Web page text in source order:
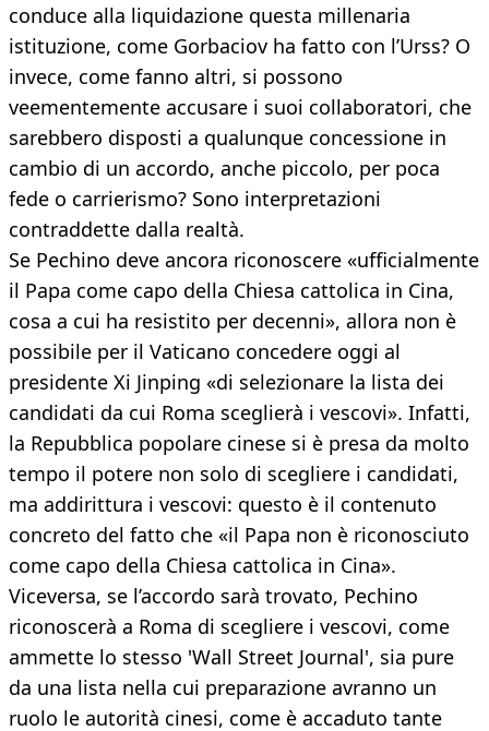
conduce alla liquidazione questa millenaria
istituzione, come Gorbaciov ha fatto con l’Urss? O
invece, come fanno altri, si possono
veementemente accusare i suoi collaboratori, che
sarebbero disposti a qualunque concessione in
cambio di un accordo, anche piccolo, per poca
fede o carrierismo? Sono interpretazioni
contraddette dalla realtà.
Se Pechino deve ancora riconoscere «ufficialmente
il Papa come capo della Chiesa cattolica in Cina,
cosa a cui ha resistito per decenni», allora non è
possibile per il Vaticano concedere oggi al
presidente Xi Jinping «di selezionare la lista dei
candidati da cui Roma sceglierà i vescovi». Infatti,
la Repubblica popolare cinese si è presa da molto
tempo il potere non solo di scegliere i candidati,
ma addirittura i vescovi: questo è il contenuto
concreto del fatto che «il Papa non è riconosciuto
come capo della Chiesa cattolica in Cina».
Viceversa, se l’accordo sarà trovato, Pechino
riconoscerà a Roma di scegliere i vescovi, come
ammette lo stesso 'Wall Street Journal', sia pure
da una lista nella cui preparazione avranno un
ruolo le autorità cinesi, come è accaduto tante